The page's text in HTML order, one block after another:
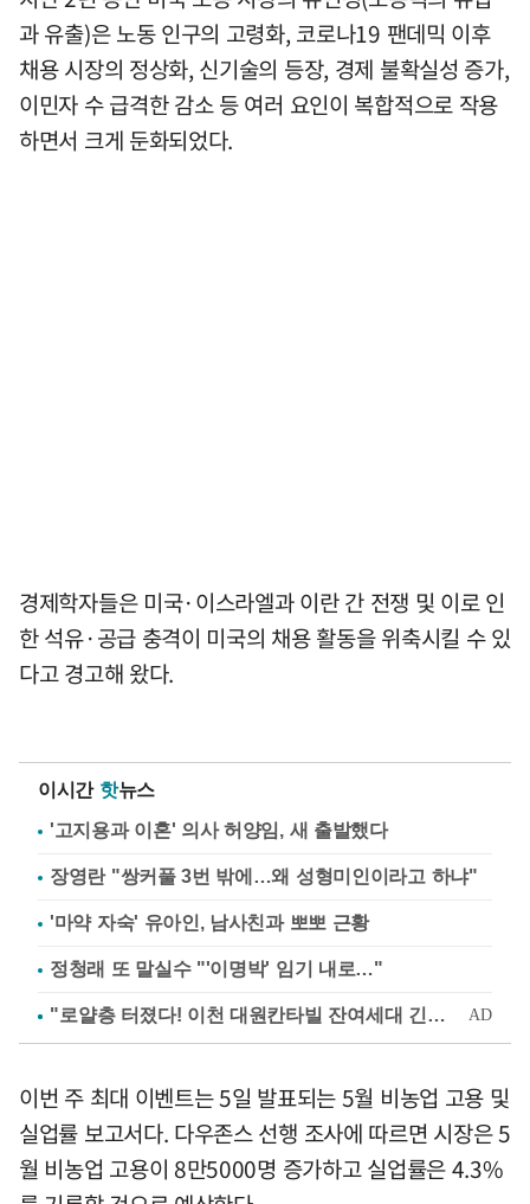
과 유출)은 노동 인구의 고령화, 코로나19 팬데믹 이후
채용 시장의 정상화, 신기술의 등장, 경제 불확실성 증가,
이민자 수 급격한 감소 등 여러 요인이 복합적으로 작용
하면서 크게 둔화되었다.
경제학자들은 미국·이스라엘과 이란 간 전쟁 및 이로 인
한 석유·공급 충격이 미국의 채용 활동을 위축시킬 수 있
다고 경고해 왔다.
이시간 핫뉴스
'고지용과 이혼' 의사 허양임, 새 출발했다
장영란 "쌍커풀 3번 밖에…왜 성형미인이라고 하냐"
'마약 자숙' 유아인, 남사친과 뽀뽀 근황
정청래 또 말실수 "'이명박' 임기 내로…"
이번 주 최대 이벤트는 5일 발표되는 5월 비농업 고용 및
실업률 보고서다. 다우존스 선행 조사에 따르면 시장은 5
월 비농업 고용이 8만5000명 증가하고 실업률은 4.3%